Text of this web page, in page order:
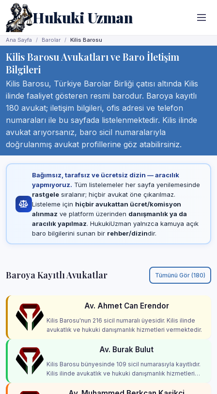
Hukuki Uzman
Ana Sayfa Barolar Kilis Barosu
Kilis Barosu Avukatları ve Baro İletişim
Bilgileri
Kilis Barosu, Türkiye Barolar Birliği çatısı altında Kilis
ilinde faaliyet gösteren resmi barodur. Baroya kayıtlı
180 avukat; iletişim bilgileri, ofis adresi ve telefon
numaraları ile bu sayfada listelenmektedir. Kilis ilinde
avukat arıyorsanız, baro sicil numaralarıyla
doğrulanmış avukat profillerine göz atabilirsiniz.
Bağımsız, tarafsız ve ücretsiz dizin — aracılık
yapmıyoruz. Tüm listelemeler her sayfa yenilemesinde
rastgelesıralanır; hiçbir avukat öne çıkarılmaz.
Listeleme için hiçbir avukattan ücret/komisyon
alınmaz ve platform üzerinden danışmanlık ya da
aracılık yapılmaz. HukukiUzman yalnızca kamuya açık
baro bilgilerini sunan bir rehber/dizindir.
Baroya Kayıtlı Avukatlar Tümünü Gör (180)
Av. Ahmet Can Erendor
Kilis Barosu'nun 216 sicil numaralı üyesidir. Kilis ilinde
avukatlık ve hukuki danışmanlık hizmetleri vermektedir.
Av. Burak Bulut
Kilis Barosu bünyesinde 109 sicil numarasıyla kayıtlıdır.
Kilis ilinde avukatlık ve hukuki danışmanlık hizmetleri